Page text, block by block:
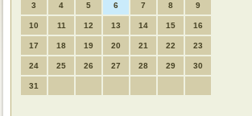
3 4 5 6 7 8 9
10 11 12 13 14 15 16
17 18 19 20 21 22 23
24 25 26 27 28 29 30
31